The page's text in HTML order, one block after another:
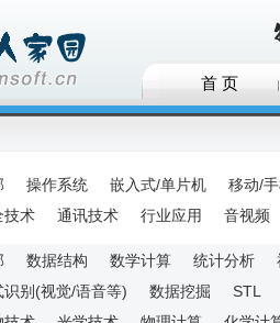
首 页
操作系统 嵌入式/单片机 移动/
技术
通讯技术 行业应用 音视频
数据结构 数学计算 统计分析
识别(视觉/语音等)
数据挖掘 STL